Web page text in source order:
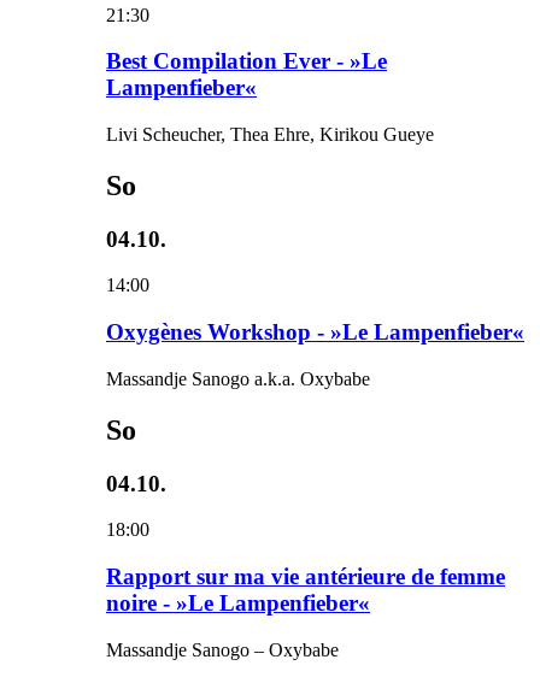
21:30
Best Compilation Ever - »Le
Lampenfieber«
Livi Scheucher, Thea Ehre, Kirikou Gueye
So
04.10.
14:00
Oxygènes Workshop - »Le Lampenfieber«
Massandje Sanogo a.k.a. Oxybabe
So
04.10.
18:00
Rapport sur ma vie antérieure de femme
noire - »Le Lampenfieber«
Massandje Sanogo – Oxybabe